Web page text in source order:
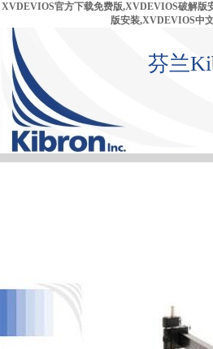
XVDEVIOS官方下载免费版,XVDEVIOS破解版
版安装,XVDEVIOS中
芬兰
首 页